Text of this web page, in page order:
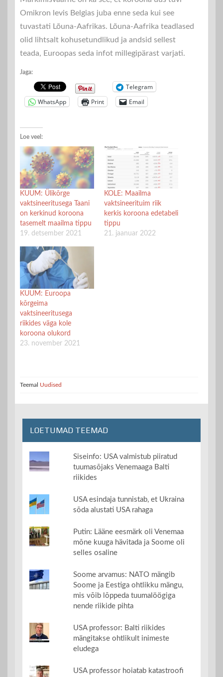
Omikron levis Belgias juba enne seda kui see
tuvastati Lõuna-Aafrikas. Lõuna-Aafrika teadlased
olid lihtsalt kohusetundlikud ja andsid sellest
teada, Euroopas seda infot millegipärast varjati.
Jaga:
Telegram
WhatsApp
Print Email
Loe veel:
KUUM: Ülikõrge
vaktsineeritusega Taani
on kerkinud koroona
tasemelt maailma tippu
19. detsember 2021
KOLE: Maailma
vaktsineerituim riik
kerkis koroona edetabeli
tippu
21. jaanuar 2022
KUUM: Euroopa
kõrgeima
vaktsineeritusega
riikides väga kole
koroona olukord
23. november 2021
Teemal Uudised
LOETUMAD TEEMAD
Siseinfo: USA valmistub piiratud
tuumasõjaks Venemaaga Balti
riikides
USA esindaja tunnistab, et Ukraina
sõda alustati USA rahaga
Putin: Lääne eesmärk oli Venemaa
mõne kuuga hävitada ja Soome oli
selles osaline
Soome arvamus: NATO mängib
Soome ja Eestiga ohtlikku mängu,
mis võib lõppeda tuumalöögiga
nende riikide pihta
USA professor: Balti riikides
mängitakse ohtlikult inimeste
eludega
USA professor hoiatab katastroofi